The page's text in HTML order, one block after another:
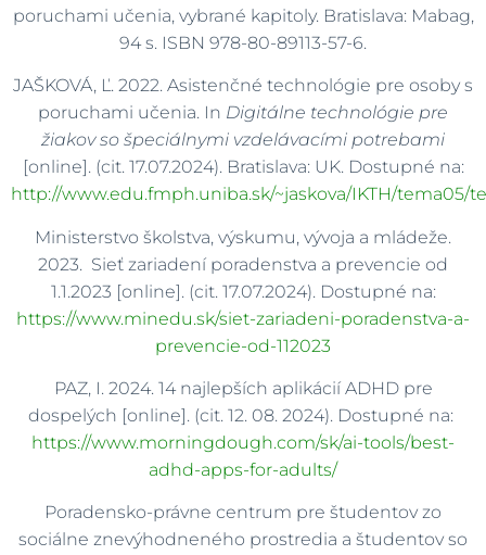
poruchami učenia, vybrané kapitoly. Bratislava: Mabag,
94 s. ISBN 978-80-89113-57-6.
JAŠKOVÁ, Ľ. 2022. Asistenčné technológie pre osoby s
poruchami učenia. In Digitálne technológie pre
žiakov so špeciálnymi vzdelávacími potrebami
[online]. (cit. 17.07.2024). Bratislava: UK. Dostupné na:
http://www.edu.fmph.uniba.sk/~jaskova/IKTH/
Ministerstvo školstva, výskumu, vývoja a mládeže.
2023. Sieť zariadení poradenstva a prevencie od
1.1.2023 [online]. (cit. 17.07.2024). Dostupné na:
https://www.minedu.sk/siet-zariadeni-poradenstva-a-
prevencie-od-112023
PAZ, I. 2024. 14 najlepších aplikácií ADHD pre
dospelých [online]. (cit. 12. 08. 2024). Dostupné na:
https://www.morningdough.com/sk/ai-tools/best-
adhd-apps-for-adults/
Poradensko-právne centrum pre študentov zo
sociálne znevýhodneného prostredia a študentov so